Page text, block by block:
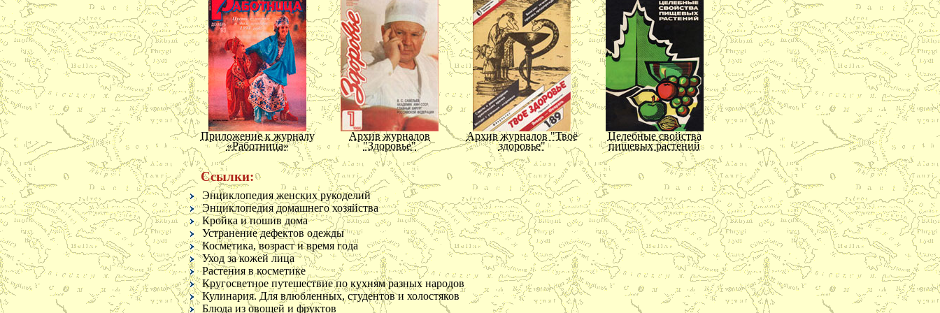
О несомненности принципов
О недостатке, присущем большинству
явлений
О душе
О романах
Против посредственности
существования
О знатности
Об удаче
Против тщеславия
Не изменять своему характеру
О пользе деятельности
О споре
О несвободе нашего духа
Добродетель никогда не обманывает
О пользе общения с людьми
О необходимости совершать ошибки
О щедрости
Объяснение максимы Паскаля
Естественность и простота
О счастье
Несправедливость к великим людям
Не след все валить на судьбу
О людской черствости
победить присущих нам добродетелей,
и сознание нашей слабости не должно
заглушать сознания нашей силы.
Заблуждаться - свойство разума; точно
так же совершает ошибки и сердце.
Прежде чем краснеть за свою слабость,
дражайший друг, было бы куда
разумней краснеть за то, что мы - люди.
Приложение к журналу
«Работница»
Архив журналов
"Здоровье"
Архив журналов "Твоё
здоровье"
Целебные свойства
пищевых растений
Приложение к журналу
Цветущая косметика
Косметика, возраст и
Уход за кожей лица
Ссылки:
Энциклопедия женских рукоделий
Энциклопедия домашнего хозяйства
Кройка и пошив дома
Устранение дефектов одежды
Косметика, возраст и время года
Уход за кожей лица
Растения в косметике
Кругосветное путешествие по кухням разных народов
Кулинария. Для влюбленных, студентов и холостяков
Блюда из овощей и фруктов